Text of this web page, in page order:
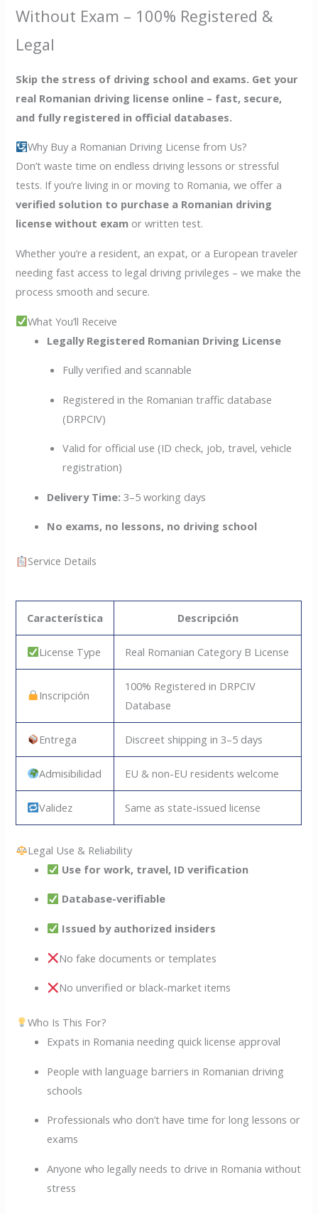
Without Exam – 100% Registered &
Legal
Skip the stress of driving school and exams. Get your
real Romanian driving license online – fast, secure,
and fully registered in official databases.
Why Buy a Romanian Driving License from Us?
Don’t waste time on endless driving lessons or stressful
tests. If you’re living in or moving to Romania, we offer a
verified solution to purchase a Romanian driving
license without exam or written test.
Whether you’re a resident, an expat, or a European traveler
needing fast access to legal driving privileges – we make the
process smooth and secure.
What You’ll Receive
Legally Registered Romanian Driving License
Fully verified and scannable
Registered in the Romanian traffic database
(DRPCIV)
Valid for official use (ID check, job, travel, vehicle
registration)
Delivery Time: 3–5 working days
No exams, no lessons, no driving school
Service Details
Característica Descripción
License Type Real Romanian Category B License
Inscripción
100% Registered in DRPCIV
Database
Entrega Discreet shipping in 3–5 days
Admisibilidad EU & non-EU residents welcome
Validez Same as state-issued license
Legal Use & Reliability
Use for work, travel, ID verification
Database-verifiable
Issued by authorized insiders
No fake documents or templates
No unverified or black-market items
Who Is This For?
Expats in Romania needing quick license approval
People with language barriers in Romanian driving
schools
Professionals who don’t have time for long lessons or
exams
Anyone who legally needs to drive in Romania without
stress